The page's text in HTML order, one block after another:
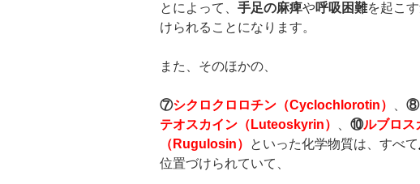
とによって、 手足の麻痺や呼吸困難を起こ
けられることになります。
また、そのほかの、
⑦シクロクロロチン（Cyclochlorotin） ⑧
テオスカイン（ Luteoskyrin） ⑩ルブロス
（ Rugulosin） といった化学物質は、すべて
位置づけられていて、